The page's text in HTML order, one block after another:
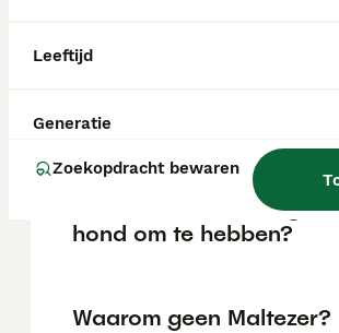
Leeftijd
Generatie
Zoekopdracht bewaren
hond?
Is een Maltezer een
hond om te hebben?
Waarom geen Maltezer?